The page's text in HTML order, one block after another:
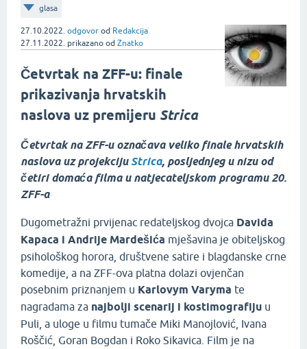
glasa
27.10.2022. odgovor od Redakcija
27.11.2022. prikazano od Znatko
Četvrtak na ZFF-u: finale
prikazivanja hrvatskih
naslova uz premijeru Strica
Četvrtak na ZFF-u označava veliko finale hrvatskih
naslova uz projekciju Strica, posljednjeg u nizu od
četiri domaća filma u natjecateljskom programu 20.
ZFF-a
Dugometražni prvijenac redateljskog dvojca Davida
Kapaca i Andrije Mardešića mješavina je obiteljskog
psihološkog horora, društvene satire i blagdanske crne
komedije, a na ZFF-ova platna dolazi ovjenčan
posebnim priznanjem u Karlovym Varyma te
nagradama za najbolji scenarij i kostimografiju u
Puli, a uloge u filmu tumače Miki Manojlović, Ivana
Roščić, Goran Bogdan i Roko Sikavica. Film je na